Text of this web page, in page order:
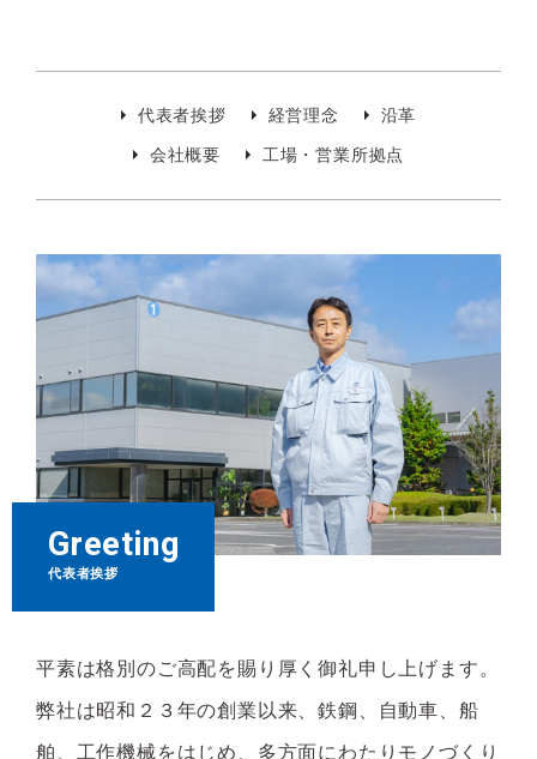
代表者挨拶 経営理念 沿革
会社概要 工場・営業所拠点
Greeting
代表者挨拶
平素は格別のご⾼配を賜り厚く御礼申し上げます。
弊社は昭和２３年の創業以来、鉄鋼、⾃動⾞、船
舶、⼯作機械をはじめ、多⽅⾯にわたりモノづくり